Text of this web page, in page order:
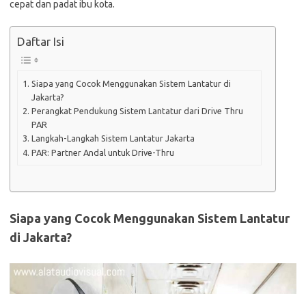
cepat dan padat ibu kota.
Daftar Isi
Siapa yang Cocok Menggunakan Sistem Lantatur di
Jakarta?
Perangkat Pendukung Sistem Lantatur dari Drive Thru
PAR
Langkah-Langkah Sistem Lantatur Jakarta
PAR: Partner Andal untuk Drive-Thru
Siapa yang Cocok Menggunakan Sistem Lantatur
di Jakarta?